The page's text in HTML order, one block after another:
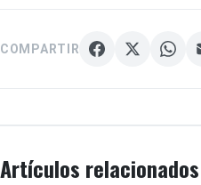
COMPARTIR
Artículos relacionados